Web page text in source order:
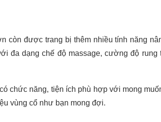
còn được trang bị thêm nhiều tính năng
đa dạng chế độ massage, cường độ rung
chức năng, tiện ích phù hợp với mong
vùng cổ như bạn mong đợi.